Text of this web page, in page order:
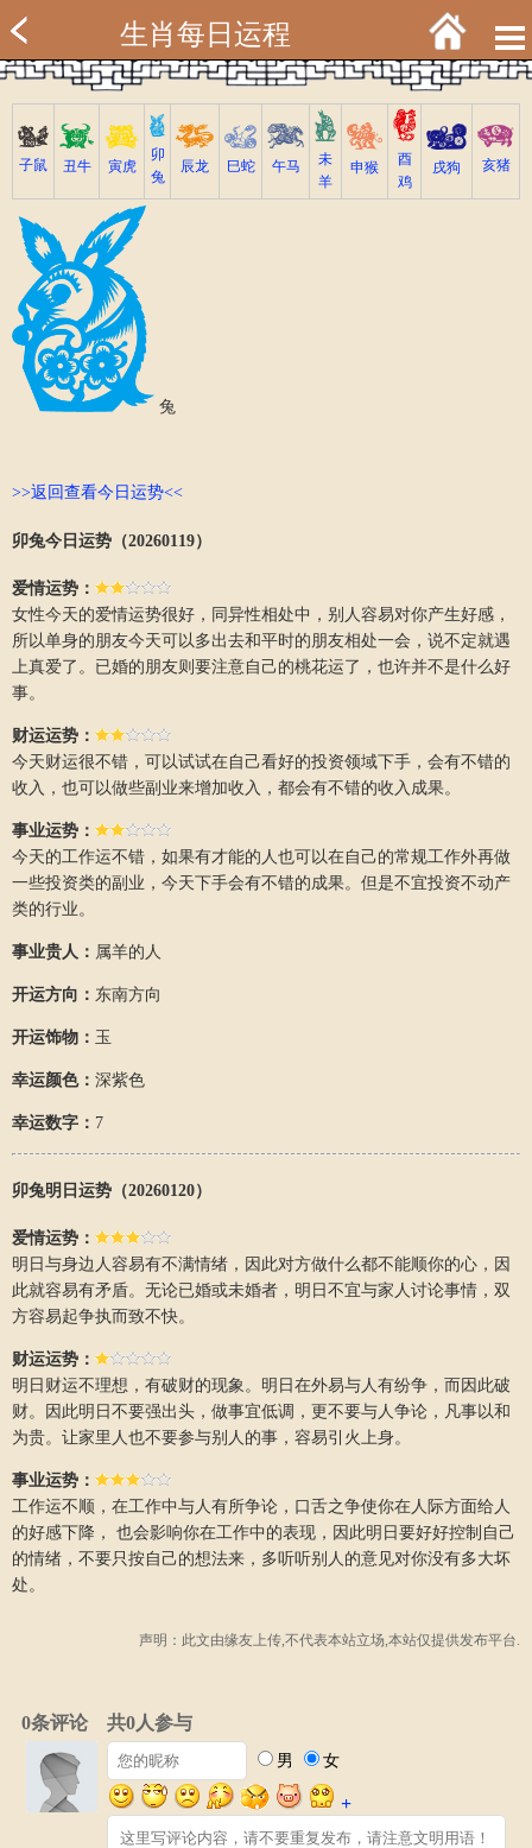
生肖每日运程
子鼠 丑牛 寅虎
卯
兔
辰龙 巳蛇 午马
未
羊
申猴
酉
鸡
戌狗 亥猪
兔
>>返回查看今日运势<<
卯兔今日运势（20260119）
爱情运势：
女性今天的爱情运势很好，同异性相处中，别人容易对你产生好感，
所以单身的朋友今天可以多出去和平时的朋友相处一会，说不定就遇
上真爱了。已婚的朋友则要注意自己的桃花运了，也许并不是什么好
事。
财运运势：
今天财运很不错，可以试试在自己看好的投资领域下手，会有不错的
收入，也可以做些副业来增加收入，都会有不错的收入成果。
事业运势：
今天的工作运不错，如果有才能的人也可以在自己的常规工作外再做
一些投资类的副业，今天下手会有不错的成果。但是不宜投资不动产
类的行业。
事业贵人： 属羊的人
开运方向： 东南方向
开运饰物： 玉
幸运颜色： 深紫色
幸运数字： 7
卯兔明日运势（20260120）
爱情运势：
明日与身边人容易有不满情绪，因此对方做什么都不能顺你的心，因
此就容易有矛盾。无论已婚或未婚者，明日不宜与家人讨论事情，双
方容易起争执而致不快。
财运运势：
明日财运不理想，有破财的现象。明日在外易与人有纷争，而因此破
财。因此明日不要强出头，做事宜低调，更不要与人争论，凡事以和
为贵。让家里人也不要参与别人的事，容易引火上身。
事业运势：
工作运不顺，在工作中与人有所争论，口舌之争使你在人际方面给人
的好感下降， 也会影响你在工作中的表现，因此明日要好好控制自己
的情绪，不要只按自己的想法来，多听听别人的意见对你没有多大坏
处。
声明：此文由缘友上传,不代表本站立场,本站仅提供发布平台.